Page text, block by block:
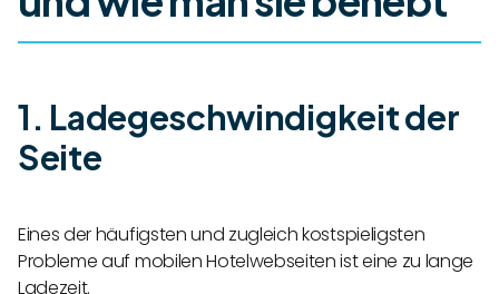
1. Ladegeschwindigkeit der
Seite
Eines der häufigsten und zugleich kostspieligsten
Probleme auf mobilen Hotelwebseiten ist eine zu lange
Ladezeit.